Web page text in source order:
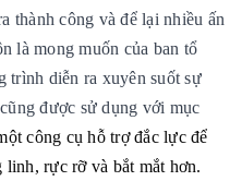
thành công và để lại nhiều ấn
là mong muốn của ban tổ
trình diễn ra xuyên suốt sự
được sử dụng với mục
công cụ hỗ trợ đắc lực để
linh, rực rỡ và bắt mắt hơn.